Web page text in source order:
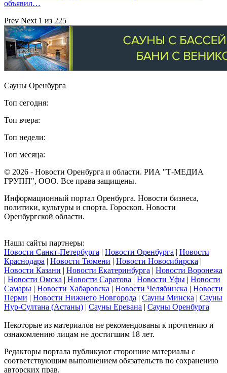
объявил…
Prev Next 1 из 225
Сауны Оренбурга
Топ сегодня:
Топ вчера:
Топ недели:
Топ месяца:
© 2026 - Новости Оренбурга и области. РИА "Т-МЕДИА
ГРУПП", ООО. Все права защищены.
Информационный портал Оренбурга. Новости бизнеса,
политики, культуры и спорта. Гороскоп. Новости
Оренбургской области.
Наши сайты партнеры:
Новости Санкт-Петербурга | Новости Оренбурга | Новости
Краснодара | Новости Тюмени | Новости Новосибирска |
Новости Казани | Новости Екатеринбурга | Новости Воронежа
| Новости Омска | Новости Саратова | Новости Уфы | Новости
Самары | Новости Хабаровска | Новости Челябинска | Новости
Перми | Новости Нижнего Новгорода | Сауны Минска | Сауны
Нур-Султана (Астаны) | Сауны Еревана | Сауны Оренбурга
Некоторые из материалов не рекомендованы к прочтению и
ознакомлению лицам не достигшим 18 лет.
Редакторы портала публикуют сторонние материалы с
соответствующим выполнением обязательств по сохранению
авторских прав.